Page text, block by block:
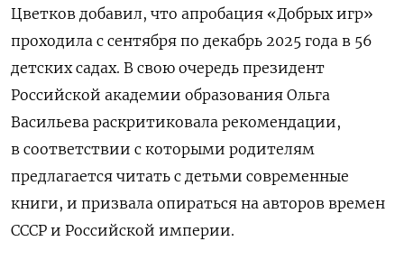
Цветков добавил, что апробация «Добрых игр»
проходила с сентября по декабрь 2025 года в 56
детских садах. В свою очередь президент
Российской академии образования Ольга
Васильева раскритиковала рекомендации,
в соответствии с которыми родителям
предлагается читать с детьми современные
книги, и призвала опираться на авторов времен
СССР и Российской империи.